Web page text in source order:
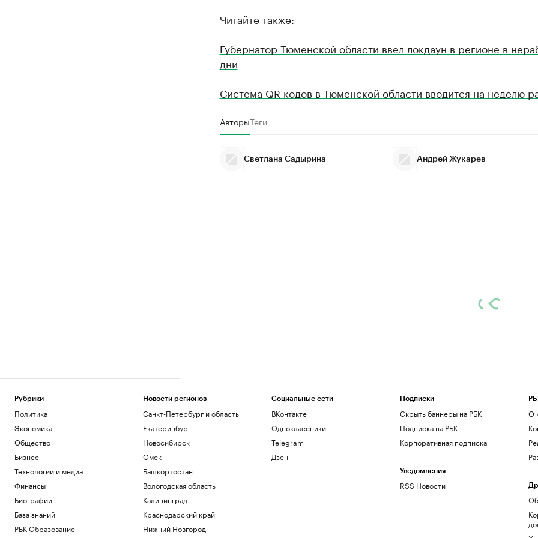
Читайте также:
Губернатор Тюменской области ввел локдаун в регионе в
дни
Система QR-кодов в Тюменской области вводится на неделю
АвторыТеги
Светлана Садырина Андрей Жукарев
Рубрики
Политика
Экономика
Общество
Бизнес
Технологии и медиа
Финансы
Биографии
База знаний
РБК Образование
Новости регионов
Санкт-Петербург и область
Екатеринбург
Новосибирск
Омск
Башкортостан
Вологодская область
Калининград
Краснодарский край
Нижний Новгород
Социальные сети
ВКонтакте
Одноклассники
Telegram
Дзен
Подписки
Скрыть баннеры на РБК
Подписка на РБК
Корпоративная подписка
Уведомления
RSS Новости
О